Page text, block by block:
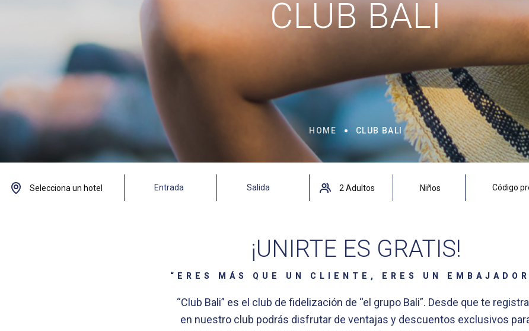
CLUB BALI
HOME CLUB BALI
¡UNIRTE ES GRATIS!
“ERES MÁS QUE UN CLIENTE, ERES UN
“Club Bali” es el club de fidelización de “el grupo Bali”. Desde que te
en nuestro club podrás disfrutar de ventajas y descuentos exclusivos